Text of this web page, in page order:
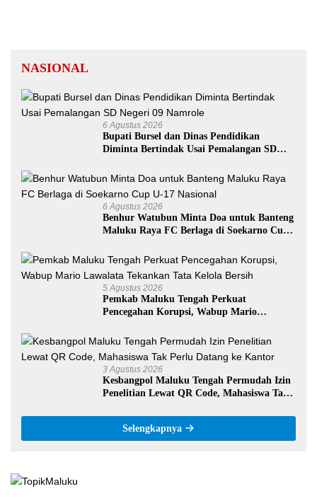
NASIONAL
6 Agustus 2026
Bupati Bursel dan Dinas Pendidikan
Diminta Bertindak Usai Pemalangan SD
6 Agustus 2026
Benhur Watubun Minta Doa untuk Banteng
Maluku Raya FC Berlaga di Soekarno Cup
5 Agustus 2026
Pemkab Maluku Tengah Perkuat
Pencegahan Korupsi, Wabup Mario
3 Agustus 2026
Kesbangpol Maluku Tengah Permudah Izin
Penelitian Lewat QR Code, Mahasiswa Tak
Selengkapnya